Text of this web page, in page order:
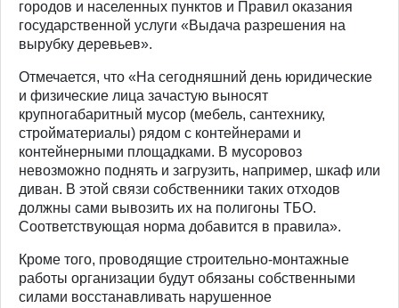
городов и населенных пунктов и Правил оказания
государственной услуги «Выдача разрешения на
вырубку деревьев».
Отмечается, что «На сегодняшний день юридические
и физические лица зачастую выносят
крупногабаритный мусор (мебель, сантехнику,
стройматериалы) рядом с контейнерами и
контейнерными площадками. В мусоровоз
невозможно поднять и загрузить, например, шкаф или
диван. В этой связи собственники таких отходов
должны сами вывозить их на полигоны ТБО.
Соответствующая норма добавится в правила».
Кроме того, проводящие строительно-монтажные
работы организации будут обязаны собственными
силами восстанавливать нарушенное